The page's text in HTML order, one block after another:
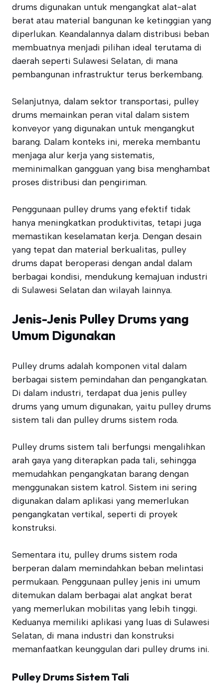
drums digunakan untuk mengangkat alat-alat
berat atau material bangunan ke ketinggian yang
diperlukan. Keandalannya dalam distribusi beban
membuatnya menjadi pilihan ideal terutama di
daerah seperti Sulawesi Selatan, di mana
pembangunan infrastruktur terus berkembang.
Selanjutnya, dalam sektor transportasi, pulley
drums memainkan peran vital dalam sistem
konveyor yang digunakan untuk mengangkut
barang. Dalam konteks ini, mereka membantu
menjaga alur kerja yang sistematis,
meminimalkan gangguan yang bisa menghambat
proses distribusi dan pengiriman.
Penggunaan pulley drums yang efektif tidak
hanya meningkatkan produktivitas, tetapi juga
memastikan keselamatan kerja. Dengan desain
yang tepat dan material berkualitas, pulley
drums dapat beroperasi dengan andal dalam
berbagai kondisi, mendukung kemajuan industri
di Sulawesi Selatan dan wilayah lainnya.
Jenis-Jenis Pulley Drums yang
Umum Digunakan
Pulley drums adalah komponen vital dalam
berbagai sistem pemindahan dan pengangkatan.
Di dalam industri, terdapat dua jenis pulley
drums yang umum digunakan, yaitu pulley drums
sistem tali dan pulley drums sistem roda.
Pulley drums sistem tali berfungsi mengalihkan
arah gaya yang diterapkan pada tali, sehingga
memudahkan pengangkatan barang dengan
menggunakan sistem katrol. Sistem ini sering
digunakan dalam aplikasi yang memerlukan
pengangkatan vertikal, seperti di proyek
konstruksi.
Sementara itu, pulley drums sistem roda
berperan dalam memindahkan beban melintasi
permukaan. Penggunaan pulley jenis ini umum
ditemukan dalam berbagai alat angkat berat
yang memerlukan mobilitas yang lebih tinggi.
Keduanya memiliki aplikasi yang luas di Sulawesi
Selatan, di mana industri dan konstruksi
memanfaatkan keunggulan dari pulley drums ini.
Pulley Drums Sistem Tali